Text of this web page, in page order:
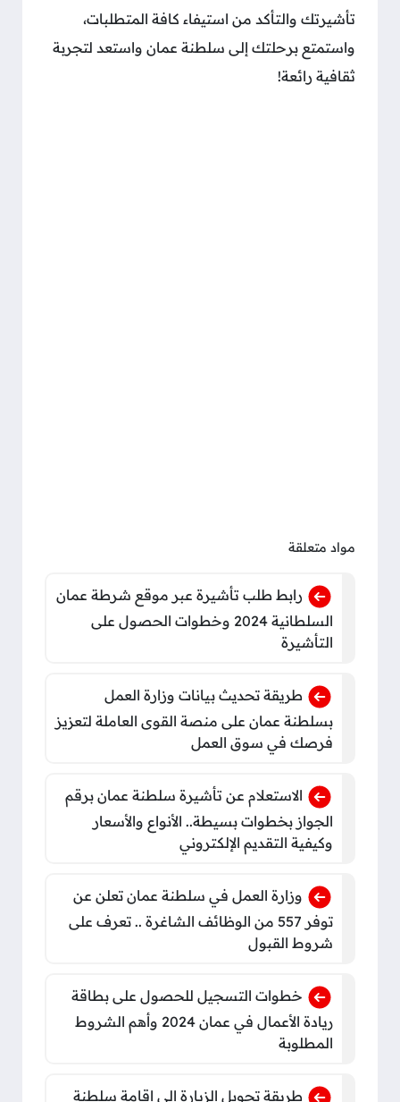
تأشيرتك والتأكد من استيفاء كافة المتطلبات،
واستمتع برحلتك إلى سلطنة عمان واستعد لتجربة
ثقافية رائعة!
مواد متعلقة
رابط طلب تأشيرة عبر موقع شرطة عمان
السلطانية 2024 وخطوات الحصول على
التأشيرة
طريقة تحديث بيانات وزارة العمل
بسلطنة عمان على منصة القوى العاملة لتعزيز
فرصك في سوق العمل
الاستعلام عن تأشيرة سلطنة عمان برقم
الجواز بخطوات بسيطة.. الأنواع والأسعار
وكيفية التقديم الإلكتروني
وزارة العمل في سلطنة عمان تعلن عن
توفر 557 من الوظائف الشاغرة .. تعرف على
شروط القبول
خطوات التسجيل للحصول على بطاقة
ريادة الأعمال في عمان 2024 وأهم الشروط
المطلوبة
طريقة تحويل الزيارة إلى إقامة سلطنة